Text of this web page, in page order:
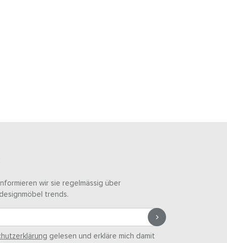
wir sie regelmässig über
trends.
gelesen und erkläre mich damit